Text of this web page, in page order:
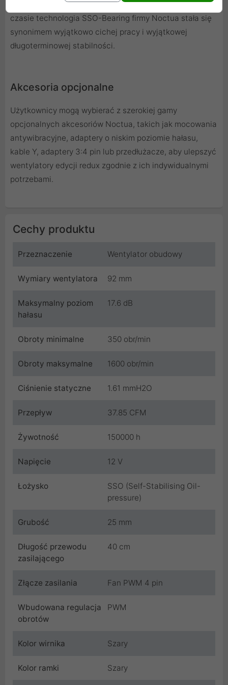
wspiera samostabilizację osi wirnika, sprawdzona w
czasie technologia SSO-Bearing firmy Noctua stała się
synonimem wyjątkowo cichej pracy i wyjątkowej
długoterminowej stabilności.
Akcesoria opcjonalne
Użytkownicy mogą wybierać z szerokiej gamy
opcjonalnych akcesoriów Noctua, takich jak mocowania
antywibracyjne, adaptery o niskim poziomie hałasu,
kable Y, adaptery 3:4 pin lub przedłużacze, aby ulepszyć
wentylatory edycji redux zgodnie z ich indywidualnymi
potrzebami.
Cechy produktu
Przeznaczenie Wentylator obudowy
Wymiary wentylatora 92 mm
Maksymalny poziom
hałasu
17.6 dB
Obroty minimalne 350 obr/min
Obroty maksymalne 1600 obr/min
Ciśnienie statyczne 1.61 mmH2O
Przepływ 37.85 CFM
Żywotność 150000 h
Napięcie 12 V
Łożysko
SSO (Self-Stabilising Oil-
pressure)
Grubość 25 mm
Długość przewodu
zasilającego
40 cm
Złącze zasilania Fan PWM 4 pin
Wbudowana regulacja
obrotów
PWM
Kolor wirnika Szary
Kolor ramki Szary